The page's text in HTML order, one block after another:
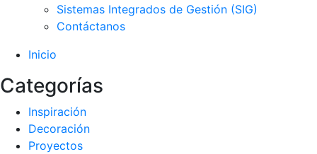
Sistemas Integrados de Gestión (SIG)
Contáctanos
Inicio
Categorías
Inspiración
Decoración
Proyectos